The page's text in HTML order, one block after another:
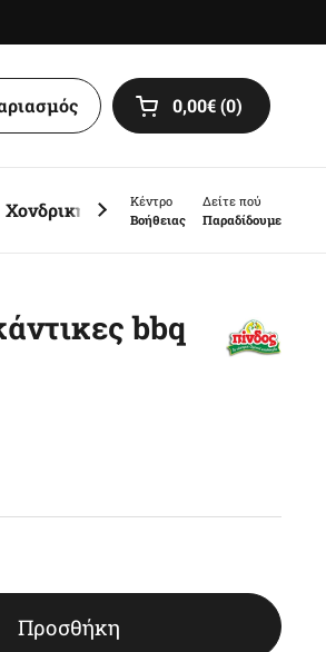
Άνοιγμα
0,00€ 0
Χονδρική Sales
Κέντρο
Βοήθειας
Δείτε πού
Παραδίδουμε
bbq
Προσθήκη